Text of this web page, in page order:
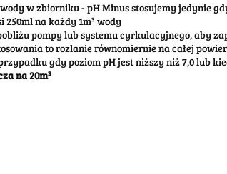
w zbiorniku - pH Minus stosujemy jedynie
na każdy 1m³ wody
pompy lub systemu cyrkulacyjnego, aby
to rozlanie równomiernie na całej
gdy poziom pH jest niższy niż 7,0 lub
na 20m³